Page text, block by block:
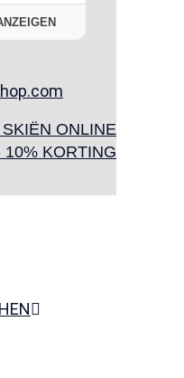
ONLINE
10% KORTING